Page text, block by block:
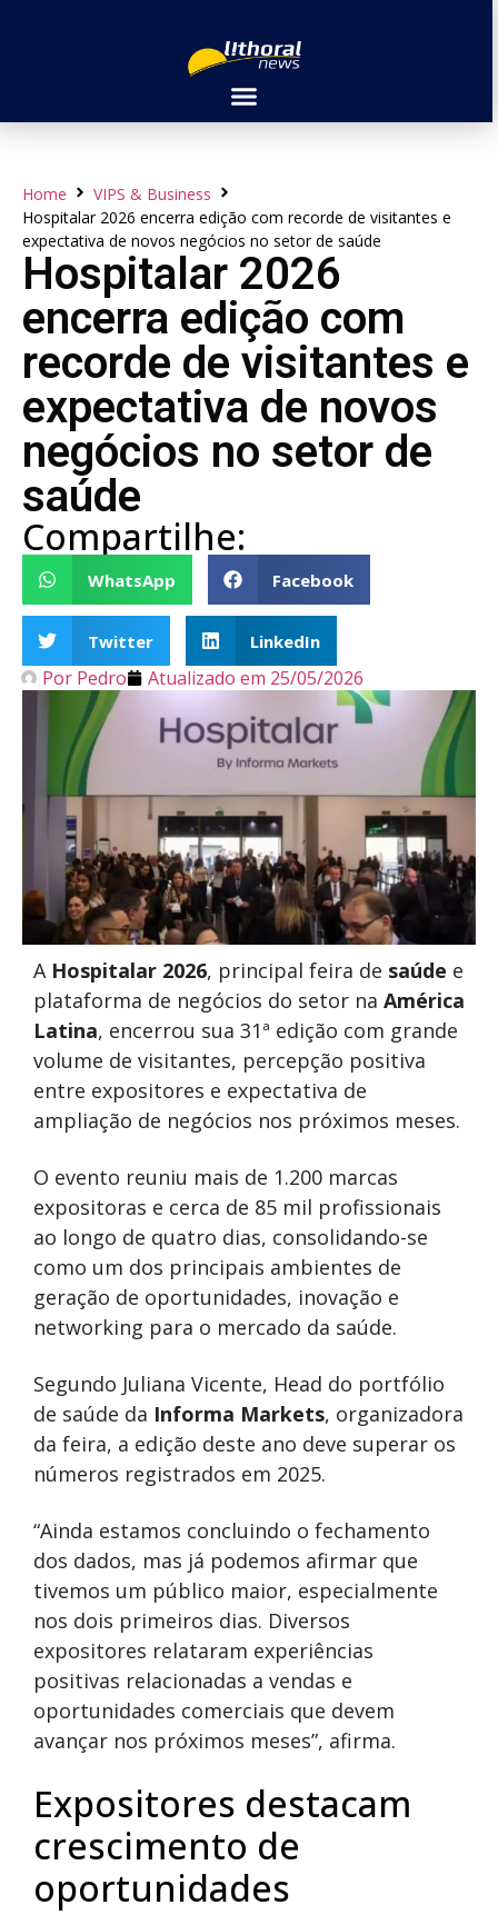
Home
VIPS & Business
Hospitalar 2026 encerra edição com recorde de visitantes e
expectativa de novos negócios no setor de saúde
Hospitalar 2026
encerra edição com
recorde de visitantes e
expectativa de novos
negócios no setor de
saúde
Compartilhe:
WhatsApp Facebook
Twitter LinkedIn
Por Pedro Atualizado em 25/05/2026
A Hospitalar 2026, principal feira de saúde e
plataforma de negócios do setor na América
Latina, encerrou sua 31ª edição com grande
volume de visitantes, percepção positiva
entre expositores e expectativa de
ampliação de negócios nos próximos meses.
O evento reuniu mais de 1.200 marcas
expositoras e cerca de 85 mil profissionais
ao longo de quatro dias, consolidando-se
como um dos principais ambientes de
geração de oportunidades, inovação e
networking para o mercado da saúde.
Segundo Juliana Vicente, Head do portfólio
de saúde da Informa Markets, organizadora
da feira, a edição deste ano deve superar os
números registrados em 2025.
“Ainda estamos concluindo o fechamento
dos dados, mas já podemos afirmar que
tivemos um público maior, especialmente
nos dois primeiros dias. Diversos
expositores relataram experiências
positivas relacionadas a vendas e
oportunidades comerciais que devem
avançar nos próximos meses”, afirma.
Expositores destacam
crescimento de
oportunidades